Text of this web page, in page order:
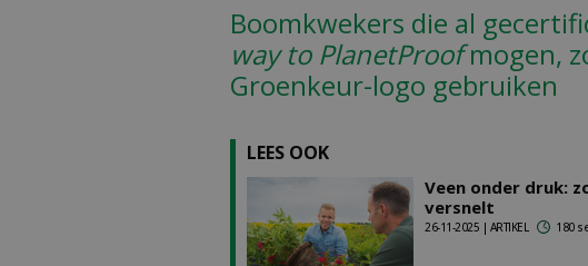
Boomkwekers die al
way to PlanetProofmogen,
Groenkeur-logo gebruiken
LEES OOK
Veen onder druk:
versnelt
26-11-2025 | ARTIKEL 180